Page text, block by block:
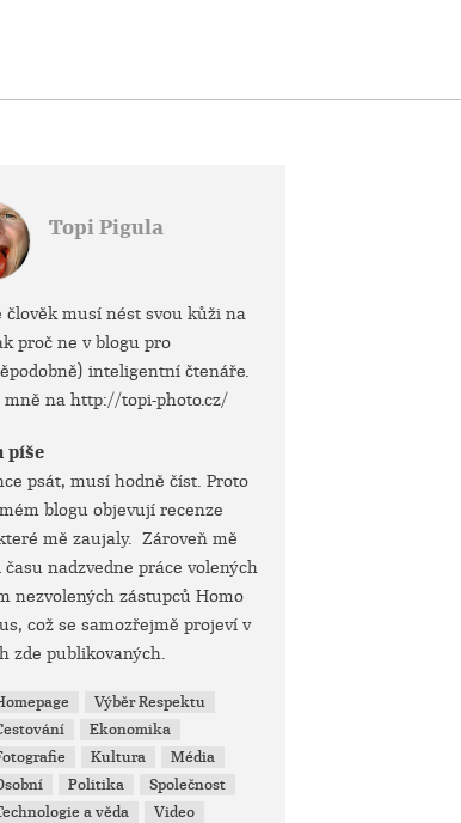
Topi Pigula
člověk musí nést svou kůži na
proč ne v blogu pro
inteligentní čtenáře.
mně na http://topi-photo.cz/
píše
psát, musí hodně číst. Proto
blogu objevují recenze
mě zaujaly. Zároveň mě
času nadzvedne práce volených
nezvolených zástupců Homo
což se samozřejmě projeví v
zde publikovaných.
Výběr Respektu
Ekonomika
Kultura
Média
Politika
Společnost
a věda
Video